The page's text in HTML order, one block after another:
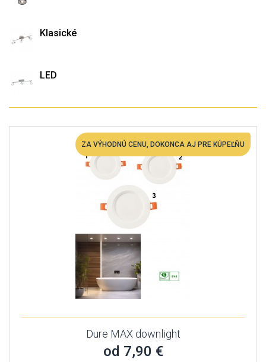
Klasické
LED
ZA VÝHODNÚ CENU, DOKONCA AJ PRE KÚPEĽŇU
Dure MAX downlight
od 7,90 €